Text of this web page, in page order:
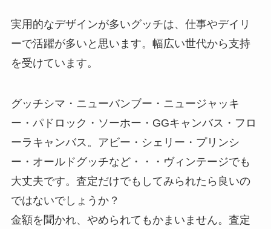
実用的なデザインが多いグッチは、仕事やデイリ
ーで活躍が多いと思います。幅広い世代から支持
を受けています。
グッチシマ・ニューバンブー・ニュージャッキ
ー・パドロック・ソーホー・GGキャンバス・フロ
ーラキャンバス。アビー・シェリー・プリンシ
ー・オールドグッチなど・・・ヴィンテージでも
大丈夫です。査定だけでもしてみられたら良いの
ではないでしょうか？
金額を聞かれ、やめられてもかまいません。査定